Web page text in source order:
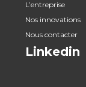
L’entreprise
Nos innovations
Nous contacter
Linkedin